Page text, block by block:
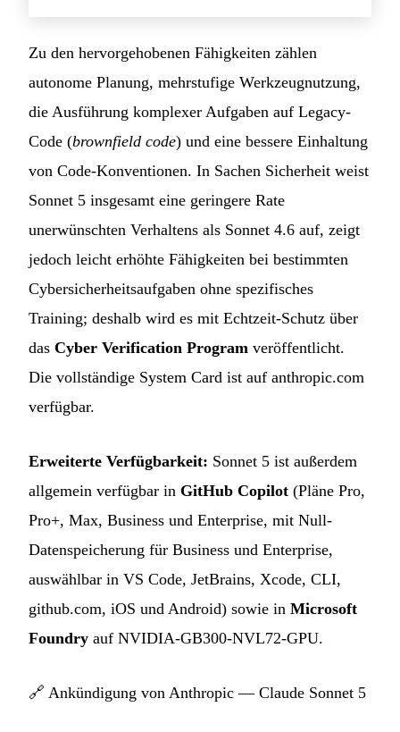
Zu den hervorgehobenen Fähigkeiten zählen
autonome Planung, mehrstufige Werkzeugnutzung,
die Ausführung komplexer Aufgaben auf Legacy-
Code (brownfield code) und eine bessere Einhaltung
von Code-Konventionen. In Sachen Sicherheit weist
Sonnet 5 insgesamt eine geringere Rate
unerwünschten Verhaltens als Sonnet 4.6 auf, zeigt
jedoch leicht erhöhte Fähigkeiten bei bestimmten
Cybersicherheitsaufgaben ohne spezifisches
Training; deshalb wird es mit Echtzeit-Schutz über
das Cyber Verification Program veröffentlicht.
Die vollständige System Card ist auf anthropic.com
verfügbar.
Erweiterte Verfügbarkeit: Sonnet 5 ist außerdem
allgemein verfügbar in GitHub Copilot (Pläne Pro,
Pro+, Max, Business und Enterprise, mit Null-
Datenspeicherung für Business und Enterprise,
auswählbar in VS Code, JetBrains, Xcode, CLI,
github.com, iOS und Android) sowie in Microsoft
Foundry auf NVIDIA-GB300-NVL72-GPU.
🔗 Ankündigung von Anthropic — Claude Sonnet 5